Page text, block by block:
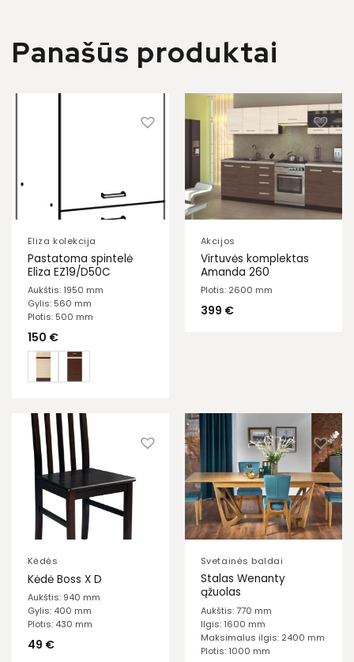
Panašūs produktai
Eliza kolekcija
Pastatoma spintelė
Eliza EZ19/D50C
Aukštis: 1950 mm
Gylis: 560 mm
Plotis: 500 mm
150 €
Akcijos
Virtuvės komplektas
Amanda 260
Plotis: 2600 mm
399 €
Kėdės
Kėdė Boss X D
Aukštis: 940 mm
Gylis: 400 mm
Plotis: 430 mm
49 €
Svetainės baldai
Stalas Wenanty
ąžuolas
Aukštis: 770 mm
Ilgis: 1600 mm
Maksimalus ilgis: 2400 mm
Plotis: 1000 mm